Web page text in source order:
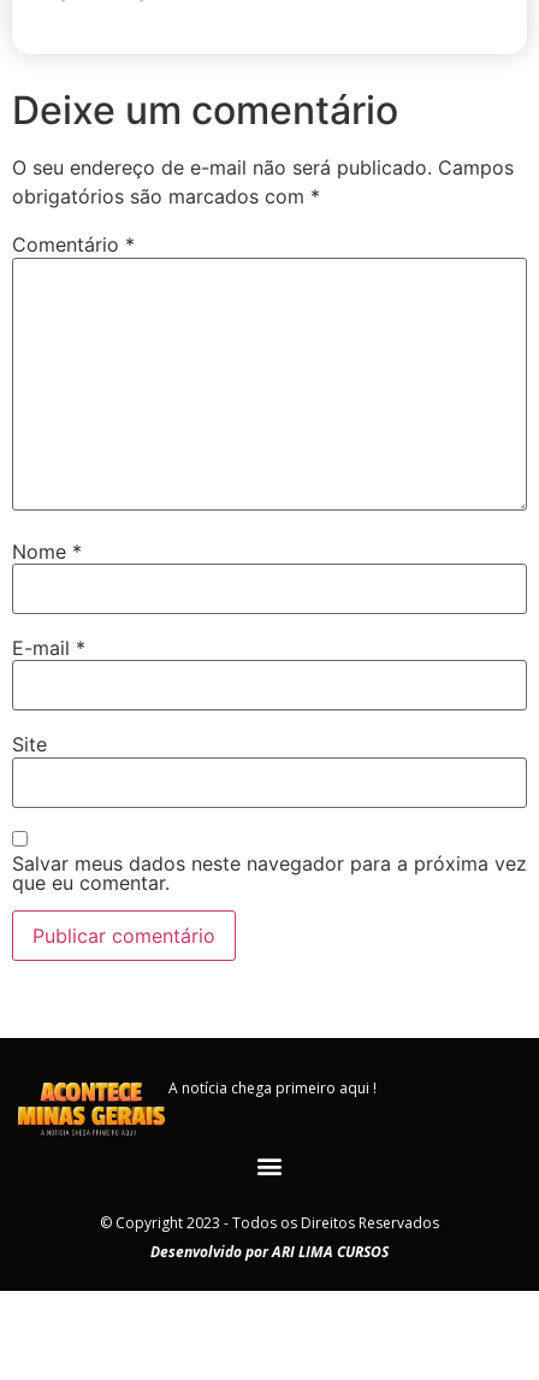
Deixe um comentário
O seu endereço de e-mail não será publicado. Campos
obrigatórios são marcados com *
Comentário *
Nome *
E-mail *
Site
Salvar meus dados neste navegador para a próxima vez
que eu comentar.
A notícia chega primeiro aqui !
© Copyright 2023 - Todos os Direitos Reservados
Desenvolvido por ARI LIMA CURSOS